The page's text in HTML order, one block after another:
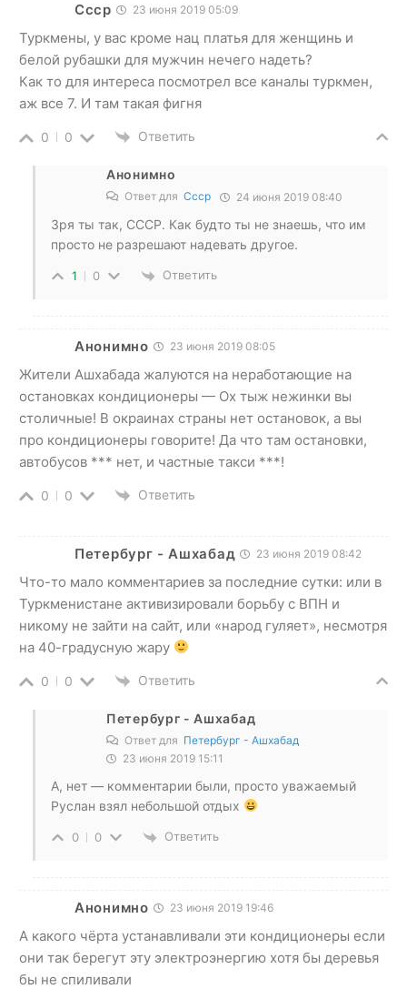
Ссср 23 июня 2019 05:09
Туркмены, у вас кроме нац платья для женщинь и
белой рубашки для мужчин нечего надеть?
Как то для интереса посмотрел все каналы туркмен,
аж все 7. И там такая фигня
0 0 Ответить
Анонимно
Ответ для Ссср 24 июня 2019 08:40
Зря ты так, СССР. Как будто ты не знаешь, что им
просто не разрешают надевать другое.
1 0 Ответить
Анонимно 23 июня 2019 08:05
Жители Ашхабада жалуются на неработающие на
остановках кондиционеры — Ох тыж нежинки вы
столичные! В окраинах страны нет остановок, а вы
про кондиционеры говорите! Да что там остановки,
автобусов *** нет, и частные такси ***!
0 0 Ответить
Петербург - Ашхабад 23 июня 2019 08:42
Что-то мало комментариев за последние сутки: или в
Туркменистане активизировали борьбу с ВПН и
никому не зайти на сайт, или «народ гуляет», несмотря
на 40-градусную жару
0 0 Ответить
Петербург - Ашхабад
Ответ для Петербург - Ашхабад
23 июня 2019 15:11
А, нет — комментарии были, просто уважаемый
Руслан взял небольшой отдых
0 0 Ответить
Анонимно 23 июня 2019 19:46
А какого чёрта устанавливали эти кондиционеры если
они так берегут эту электроэнергию хотя бы деревья
бы не спиливали